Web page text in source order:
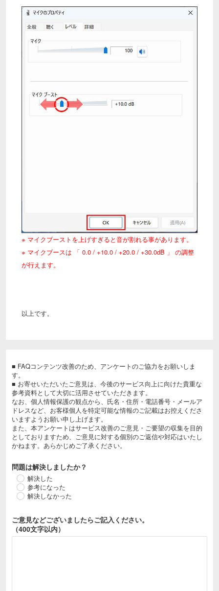
※ マイクブーストを上げすぎると音が割れる事があります。
※ マイクブースは 「 0.0 / +10.0 / +20.0 / +30.0dB 」 の調整
が行えます。
以上です。
■ FAQコンテンツ改善のため、アンケートのご協力をお願いしま
す。
■ お寄せいただいたご意見は、今後のサービス向上に向けた貴重な
参考資料として大切に活用させていただきます。
なお、個人情報保護の観点から、氏名・住所・電話番号・メールア
ドレスなど、お客様個人を特定可能な情報のご記載はお控えくださ
いますようお願い申し上げます。
また、本アンケートはサービス改善のご意見・ご要望の収集を目的
としておりますため、ご意見に対する個別のご返信や対応はいたし
かねます。あらかじめご了承ください。
問題は解決しましたか？
解決した
参考になった
解決しなかった
ご意見などございましたらご記入ください。
（400文字以内）